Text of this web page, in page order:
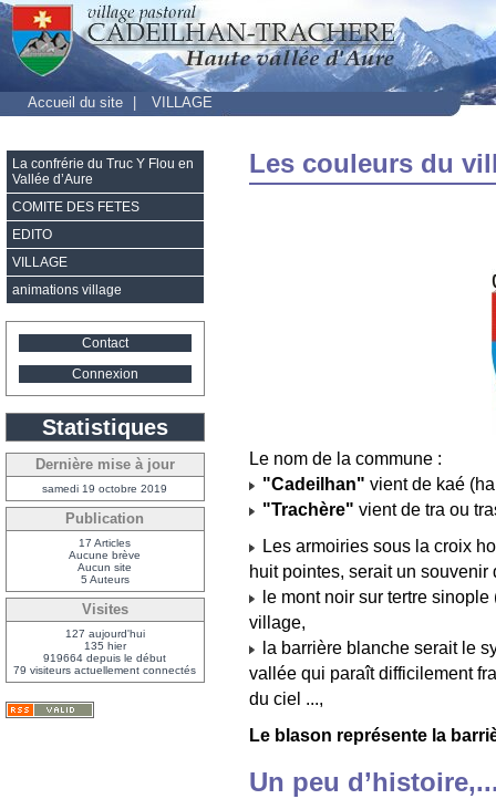
Accueil du site VILLAGE
Les couleurs du
Le nom de la commune :
"Cadeilhan" vient de kaé
"Trachère" vient de tra ou
Les armoiries sous la croix
huit pointes, serait un souvenir
le mont noir sur tertre
village,
la barrière blanche serait le
vallée qui paraît difficilement
du ciel ...,
Le blason représente la
Un peu
La confrérie du Truc Y Flou en
Vallée d’Aure
COMITE DES FETES
EDITO
VILLAGE
animations village
Contact
Connexion
Statistiques
Dernière mise à jour
samedi 19 octobre 2019
Publication
17 Articles
Aucune brève
Aucun site
5 Auteurs
Visites
127 aujourd'hui
135 hier
919664 depuis le début
79 visiteurs actuellement connectés